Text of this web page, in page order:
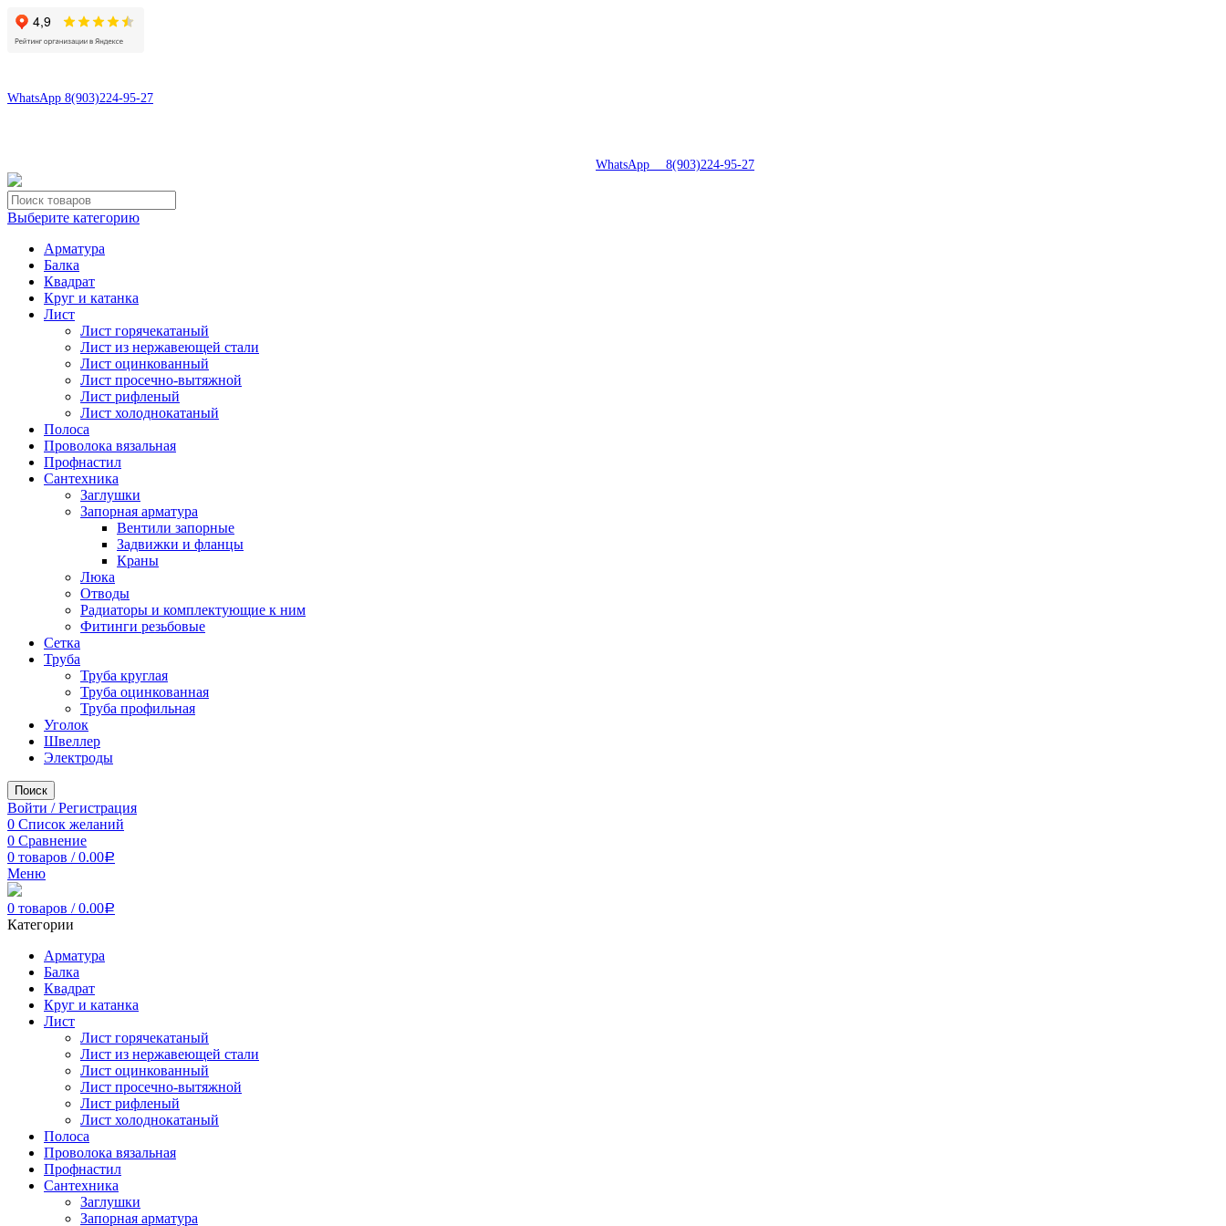
WhatsApp 8(903)224-95-27
WhatsApp 8(903)224-95-27
Выберите категорию
Арматура
Балка
Квадрат
Круг и катанка
Лист
Лист горячекатаный
Лист из нержавеющей стали
Лист оцинкованный
Лист просечно-вытяжной
Лист рифленый
Лист холоднокатаный
Полоса
Проволока вязальная
Профнастил
Сантехника
Заглушки
Запорная арматура
Вентили запорные
Задвижки и фланцы
Краны
Люка
Отводы
Радиаторы и комплектующие к ним
Фитинги резьбовые
Сетка
Труба
Труба круглая
Труба оцинкованная
Труба профильная
Уголок
Швеллер
Электроды
Поиск
Войти / Регистрация
0 Список желаний
0 Сравнение
0 товаров / 0.00Р
Меню
0 товаров / 0.00Р
Категории
Арматура
Балка
Квадрат
Круг и катанка
Лист
Лист горячекатаный
Лист из нержавеющей стали
Лист оцинкованный
Лист просечно-вытяжной
Лист рифленый
Лист холоднокатаный
Полоса
Проволока вязальная
Профнастил
Сантехника
Заглушки
Запорная арматура